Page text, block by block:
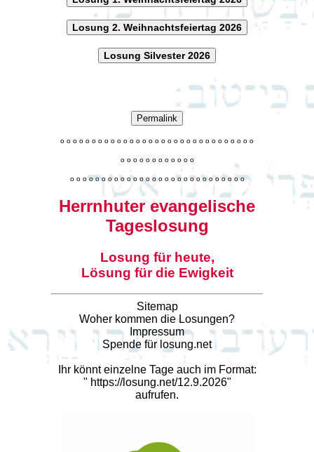
Losung 2. Weihnachtsfeiertag 2026
Losung Silvester 2026
Permalink
o o o o o o o o o o o o o o o o o o o o o o o o o o o o o o o
o o o o o o o o o o o o
o o o o o o o o o o o o o o o o o o o o o o o o o o o o
Herrnhuter evangelische
Tageslosung
Losung für heute,
Lösung für die Ewigkeit
Sitemap
Woher kommen die Losungen?
Impressum
Spende für losung.net
Ihr könnt einzelne Tage auch im Format:
" https://losung.net/12.9.2026"
aufrufen.